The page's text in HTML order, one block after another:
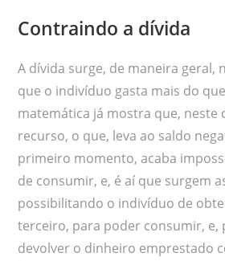
Contraindo a dívida
A dívida surge, de maneira geral,
que o indivíduo gasta mais do
matemática já mostra que, neste
recurso, o que, leva ao saldo
primeiro momento, acaba
de consumir, e, é aí que surgem
possibilitando o indivíduo de
terceiro, para poder consumir,
devolver o dinheiro emprestado